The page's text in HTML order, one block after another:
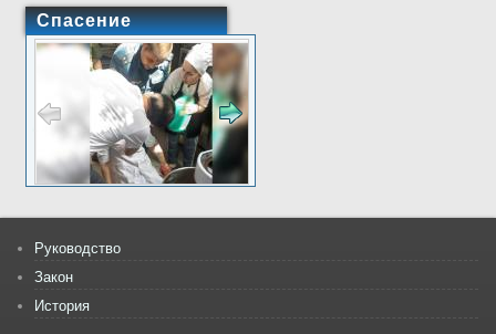
Спасение
Руководство
Закон
История